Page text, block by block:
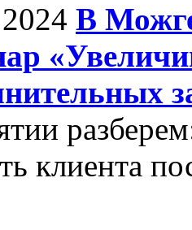
В
клиента